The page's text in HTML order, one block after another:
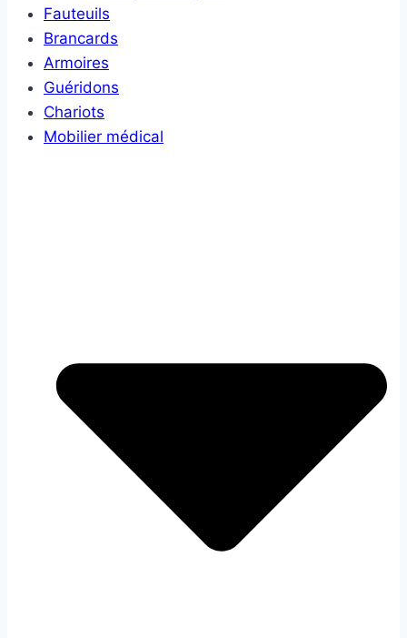
Fauteuils
Brancards
Armoires
Guéridons
Chariots
Mobilier médical